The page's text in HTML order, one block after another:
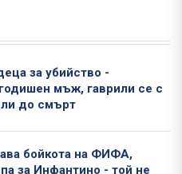
за убийство -
мъж, гаврили се с
до смърт
бойкота на ФИФА,
за Инфантино - той не